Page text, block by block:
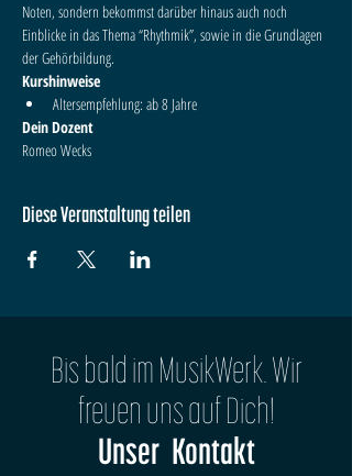
Noten, sondern bekommst darüber hinaus auch noch
Einblicke in das Thema “Rhythmik”, sowie in die Grundlagen
der Gehörbildung.
Kurshinweise
Altersempfehlung: ab 8 Jahre
Dein Dozent
Romeo Wecks
Diese Veranstaltung teilen
Bis bald im MusikWerk. Wir
freuen uns auf Dich!
Unser Kontakt